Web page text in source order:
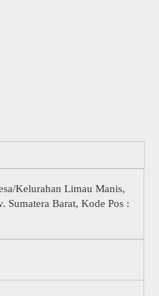
Kelurahan Limau Manis,
Sumatera Barat, Kode Pos :